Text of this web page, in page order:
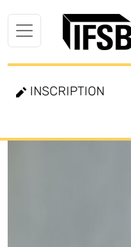
INSCRIPTION